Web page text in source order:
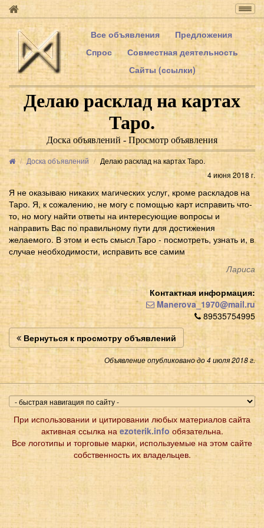
Все объявления
Предложения
Спрос
Совместная деятельность
Сайты (ссылки)
Делаю расклад на картах
Таро.
Доска объявлений - Просмотр объявления
Доска объявлений
Делаю расклад на картах Таро.
4 июня 2018 г.
Я не оказываю никаких магических услуг, кроме раскладов на
Таро. Я, к сожалению, не могу с помощью карт исправить что-
то, но могу найти ответы на интересующие вопросы и
направить Вас по правильному пути для достижения
желаемого. В этом и есть смысл Таро - посмотреть, узнать и, в
случае необходимости, исправить все самим
Лариса
Контактная информация:
Manerova_1970@mail.ru
89535754995
Вернуться к просмотру объявлений
Объявление опубликовано до 4 июля 2018 г.
При использовании и цитировании любых материалов сайта
активная ссылка на ezoterik.info обязательна.
Все логотипы и торговые марки, используемые на этом сайте
собственность их владельцев.